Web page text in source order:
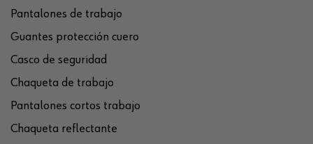
Pantalones de trabajo
Guantes protección cuero
Casco de seguridad
Chaqueta de trabajo
Pantalones cortos trabajo
Chaqueta reflectante